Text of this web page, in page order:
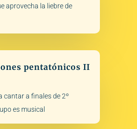
aprovecha la liebre de
pentatónicos II
cantar a finales de 2º
es musical